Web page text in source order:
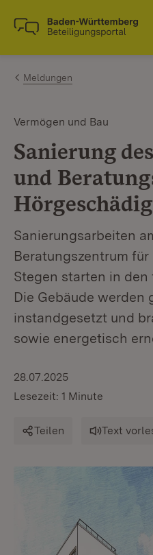
Zum Inhalt springen
Link zur Startseite
Meldungen
Vermögen und Bau
Sanierung
und
Sanierungsarbeiten
Beratungszentrum
Stegen starten in
Die Gebäude werden
instandgesetzt und
sowie energetisch
28.07.2025
Lesezeit: 1 Minute
Teilen Text